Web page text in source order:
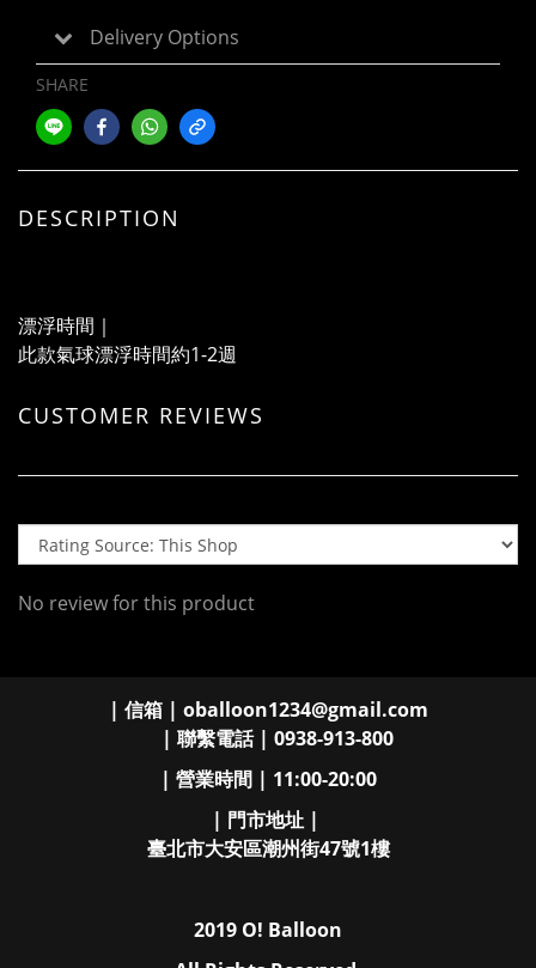
Delivery Options
SHARE
DESCRIPTION
漂浮時間｜
此款氣球漂浮時間約1-2週
CUSTOMER REVIEWS
No review for this product
| 信箱 | oballoon1234@gmail.com
| 聯繫電話 | 0938-913-800
| 營業時間 | 11:00-20:00
| 門市地址 |
臺北市大安區潮州街47號1樓
2019 O! Balloon